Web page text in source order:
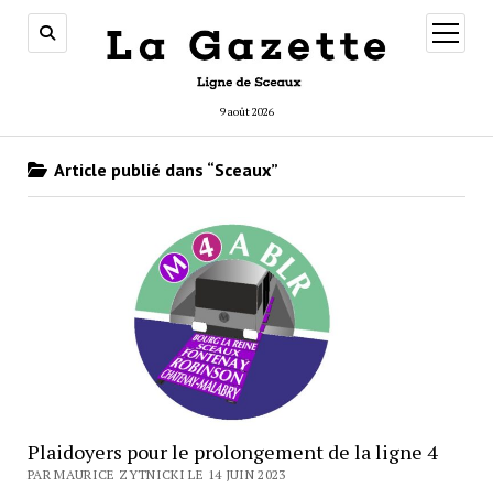
9 août 2026
ouvrir
menu
Article publié dans “Sceaux”
Plaidoyers pour le prolongement de la ligne 4
PAR MAURICE ZYTNICKI LE 14 JUIN 2023